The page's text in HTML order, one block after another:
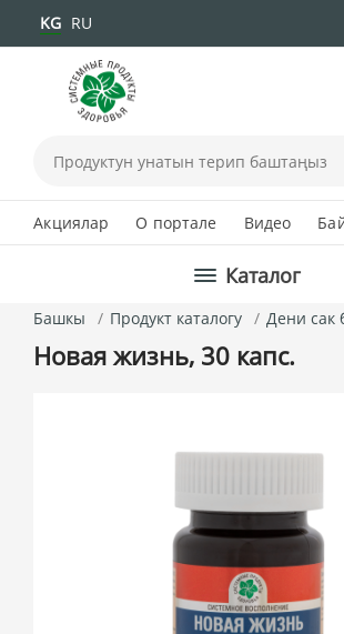
KG RU
Акциялар О портале Видео
Каталог
Башкы Продукт каталогу Дени сак
Новая жизнь, 30 капс.